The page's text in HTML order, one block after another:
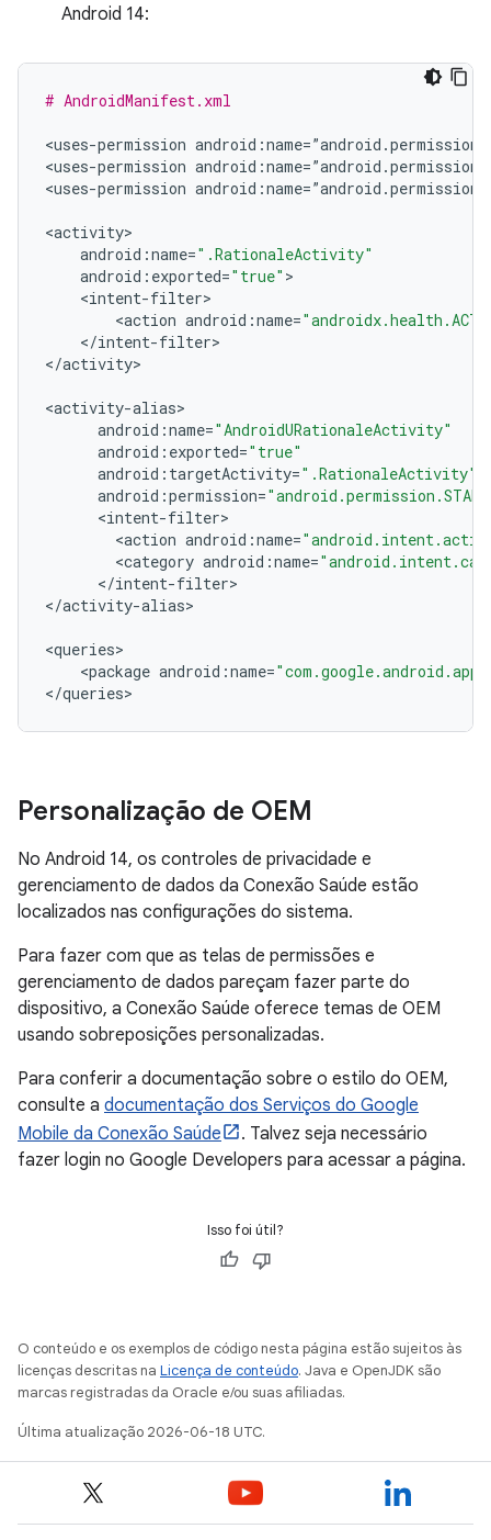
Android 14:
# AndroidManifest.xml
<uses-permission android :name=”android .permission
<uses-permission android :name=”android .permission
<uses-permission android :name=”android .permission
<activity
android :name=".RationaleActivity"
android : exported="true"
<intent-filter
<action android :name=
</intent-filter>
</activity>
<activity-alias
android :name="AndroidURationaleActivity"
android : exported="true"
android : targetActivity=".RationaleActivity"
android :permission=
<intent-filter
<action android :name=
<category android :name=
</intent-filter>
</activity-alias>
<queries
<package android :name=
</queries
Personalização de OEM
No Android 14, os controles de privacidade e
gerenciamento de dados da Conexão Saúde estão
localizados nas configurações do sistema.
Para fazer com que as telas de permissões e
gerenciamento de dados pareçam fazer parte do
dispositivo, a Conexão Saúde oferece temas de OEM
usando sobreposições personalizadas.
Para conferir a documentação sobre o estilo do OEM,
consulte a documentação dos Serviços do Google
Mobile da Conexão Saúde
. Talvez seja necessário
fazer login no Google Developers para acessar a página.
Isso foi útil?
O conteúdo e os exemplos de código nesta página estão sujeitos às
licenças descritas na Licença de conteúdo. Java e OpenJDK são
marcas registradas da Oracle e/ou suas afiliadas.
Última atualização 2026-06-18 UTC.